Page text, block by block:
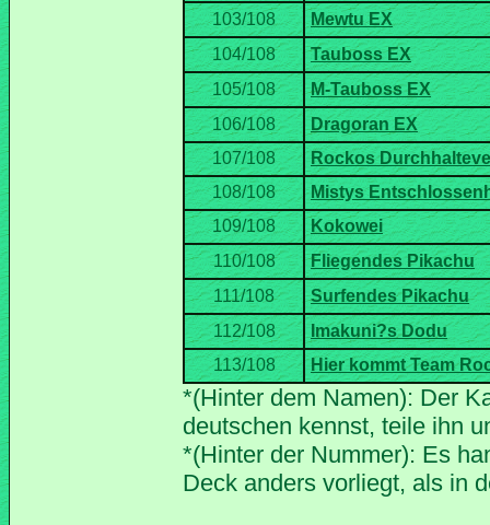
*(Hinter dem Namen): Der
*(Hinter der Nummer): Es